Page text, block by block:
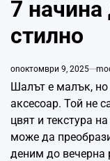
7
стилно
onоктомври 9, 2025
Шалът е малък, но
аксесоар. Той не
цвят и текстура
може да
деним до вечерна